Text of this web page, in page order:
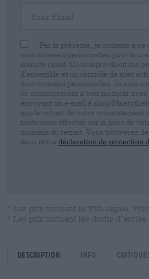
Par la présente, je consens à
mes données personnelles pour la
compte client. Ce compte client me
d’ensemble et un contrôle de mes
mes données personnelles. Je suis
ce consentement à tout moment
envoyant un e-mail à
que le retrait de votre consentement
traitement effectué sur la base de
moment du retrait. Vous trouverez
dans notre déclaration de protection
* Les prix incluent la TVA légale. Plus
* Les prix incluent les droits d’accise
Description Info